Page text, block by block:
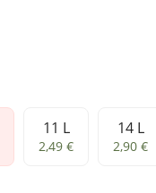
11 L
11 L
2,49 €
14 L
14 L
2,90 €